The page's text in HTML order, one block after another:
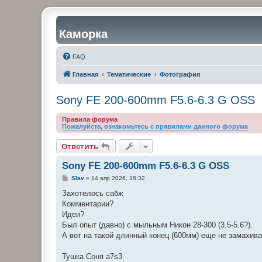
Каморка
FAQ
Главная Тематические Фотография
Sony FE 200-600mm F5.6-6.3 G OSS
Правила форума
Пожалуйста, ознакомьтесь с правилами данного форума
Ответить
Sony FE 200-600mm F5.6-6.3 G OSS
С
о
щ
е
н
и
е
Slav» 14 апр 2026, 18:32
Захотелось сабж
Комментарии?
Идеи?
Был опыт (давно) с мыльным Никон 28-300 (3.5-5.6?).
А вот на такой длинный конец (600мм) еще не
Тушка Соня а7s3